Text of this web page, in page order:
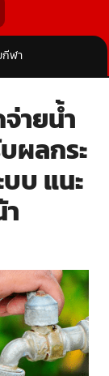
กีฬา
ายน้ำ
ผลกระ
บ แนะ